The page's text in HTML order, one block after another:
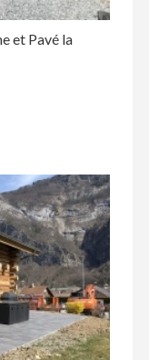
et Pavé la